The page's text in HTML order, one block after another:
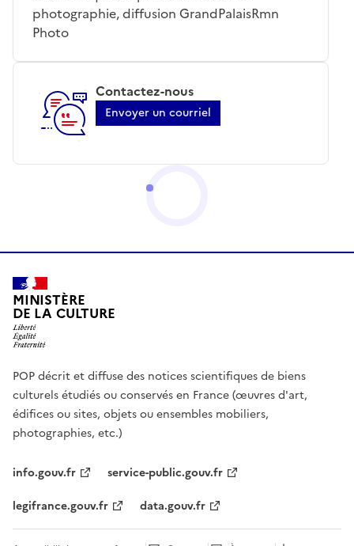
photographie, diffusion GrandPalaisRmn
Photo
Contactez-nous
Envoyer un courriel
MINISTÈRE
DE LA CULTURE
POP décrit et diffuse des notices scientifiques de biens
culturels étudiés ou conservés en France (œuvres d'art,
édifices ou sites, objets ou ensembles mobiliers,
photographies, etc.)
info.gouv.fr
service-public.gouv.fr
legifrance.gouv.fr
data.gouv.fr